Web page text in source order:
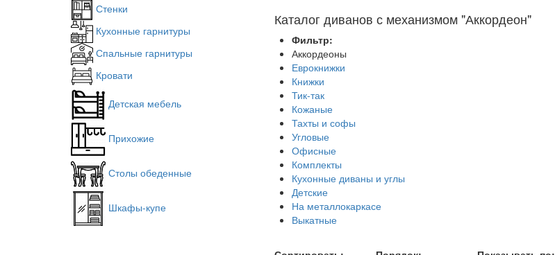
Стенки
Кухонные гарнитуры
Спальные гарнитуры
Кровати
Детская мебель
Прихожие
Столы обеденные
Шкафы-купе
Каталог диванов с механизмом "Аккордеон"
Фильтр:
Аккордеоны
Еврокнижки
Книжки
Тик-так
Кожаные
Тахты и софы
Угловые
Офисные
Комплекты
Кухонные диваны и углы
Детские
На металлокаркасе
Выкатные